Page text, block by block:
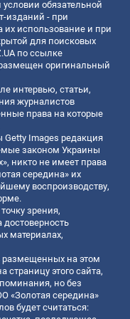
обязательной
изданий - при
использование и при
для поисковых
по ссылке
оригинальный
интервью, статьи,
журналистов
права на которые
Images редакция
законом Украины
никто не имеет права
середина» их
воспроизводству,
зрения,
материалах,
размещенных на этом
страницу этого сайта,
но без
«Золотая середина»
будет считаться: